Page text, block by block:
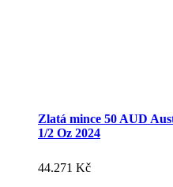
Zlatá mince 50 AUD
1/2 Oz 2024
44.271 Kč